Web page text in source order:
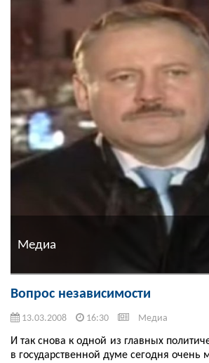
Медиа
Вопрос независимости
13.03.2008 16:30 Медиа
И так снова к одной из главных
в государственной думе сегодня очень